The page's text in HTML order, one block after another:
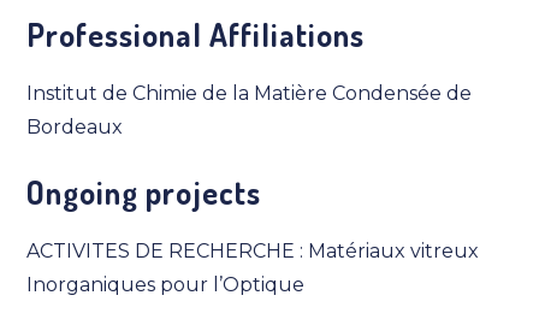
Professional Affiliations
Institut de Chimie de la Matière Condensée de
Bordeaux
Ongoing projects
ACTIVITES DE RECHERCHE : Matériaux vitreux
Inorganiques pour l’Optique